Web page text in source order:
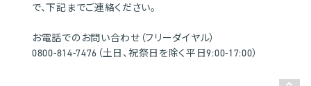
で、下記までご連絡ください。
お電話でのお問い合わせ（フリーダイヤル）
0800-814-7476（土日、祝祭日を除く平日9:00-17:00）